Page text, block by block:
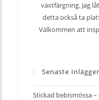
växtfärgning. Jag
detta också ta
Välkommen att
Senaste
Stickad bebismössa –